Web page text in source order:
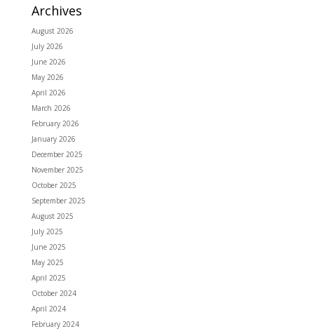
Archives
August 2026
July 2026
June 2026
May 2026
April 2026
March 2026
February 2026
January 2026
December 2025
November 2025
October 2025
September 2025
August 2025
July 2025
June 2025
May 2025
April 2025
October 2024
April 2024
February 2024